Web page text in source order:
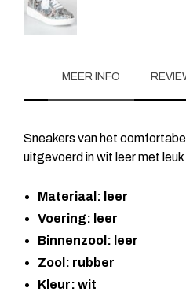
MEER INFO
Sneakers van het
uitgevoerd in wit leer met
Materiaal: leer
Voering: leer
Binnenzool: leer
Zool: rubber
Kleur: wit